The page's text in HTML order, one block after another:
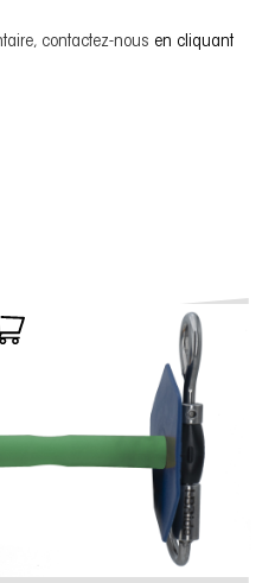
contactez-nous en cliquant